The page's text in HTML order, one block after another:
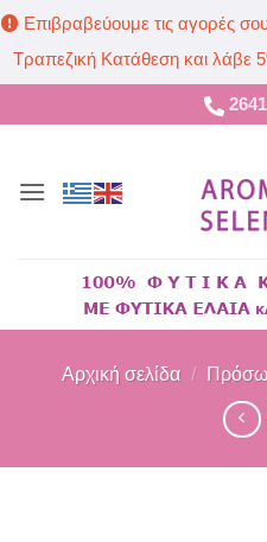
Επιβραβεύουμε τις αγορές
Τραπεζική Κατάθεση και λάβε
στο
Αρχική σελίδα /